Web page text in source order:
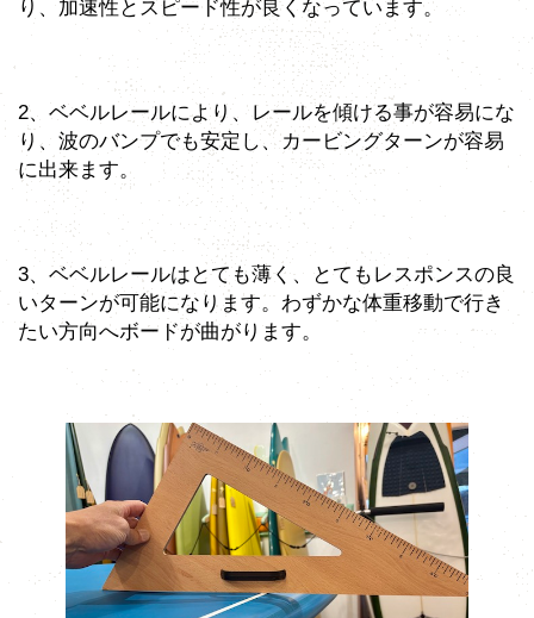
り、加速性とスピード性が良くなっています。
2、ベベルレールにより、レールを傾ける事が容易にな
り、波のバンプでも安定し、カービングターンが容易
に出来ます。
3、ベベルレールはとても薄く、とてもレスポンスの良
いターンが可能になります。わずかな体重移動で行き
たい方向へボードが曲がります。